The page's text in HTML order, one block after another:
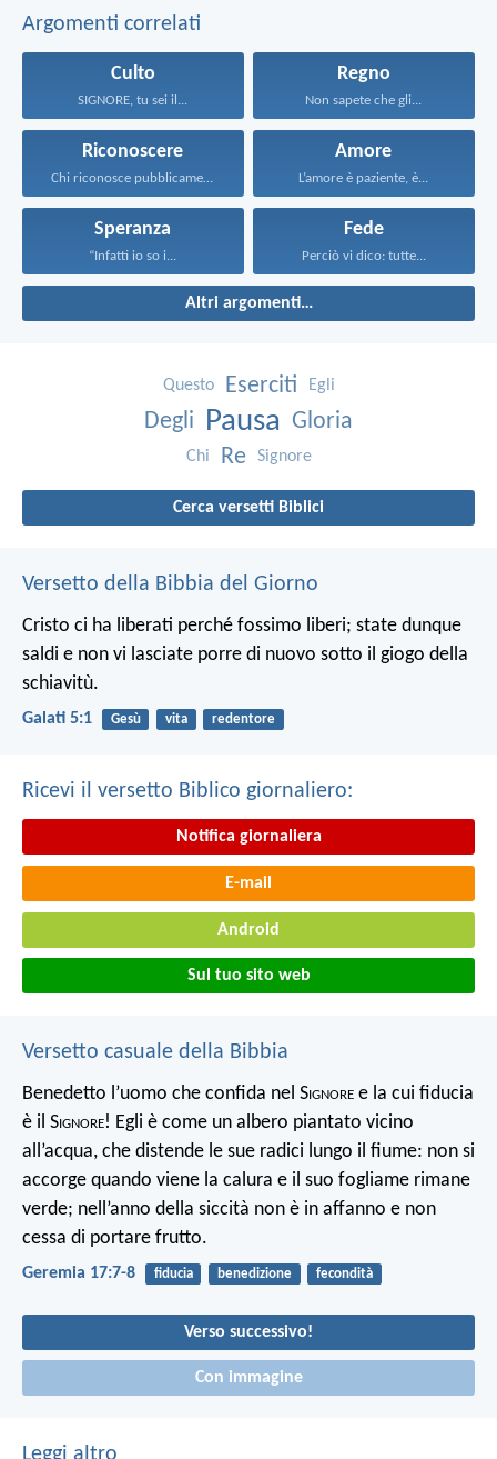
Argomenti correlati
Culto
SIGNORE, tu sei il...
Regno
Non sapete che gli...
Riconoscere
Chi riconosce pubblicamente che...
Amore
L’amore è paziente, è...
Speranza
“Infatti io so i...
Fede
Perciò vi dico: tutte...
Altri argomenti…
Questo Eserciti Egli
Degli Pausa Gloria
Chi Re Signore
Cerca versetti Biblici
Versetto della Bibbia del Giorno
Cristo ci ha liberati perché fossimo liberi; state dunque
saldi e non vi lasciate porre di nuovo sotto il giogo della
schiavitù.
Galati 5:1 Gesù vita redentore
Ricevi il versetto Biblico giornaliero:
Notifica giornaliera
E-mail
Android
Sul tuo sito web
Versetto casuale della Bibbia
Benedetto l’uomo che confida nel Signore e la cui fiducia
è il Signore! Egli è come un albero piantato vicino
all’acqua, che distende le sue radici lungo il fiume: non si
accorge quando viene la calura e il suo fogliame rimane
verde; nell’anno della siccità non è in affanno e non
cessa di portare frutto.
Geremia 17:7-8 fiducia benedizione fecondità
Verso successivo!
Con immagine